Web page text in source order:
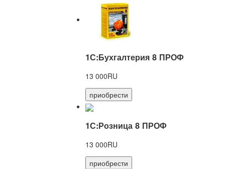
1С:Бухгалтерия 8 ПРОФ
13 000RU
приобрести
1С:Розница 8 ПРОФ
13 000RU
приобрести